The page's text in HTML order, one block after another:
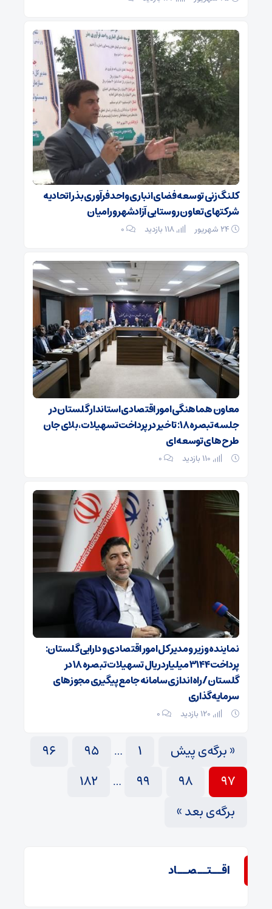
کلنگ زنی توسعه فضای انباری واحد فرآوری بذر اتحادیه
شرکتهای تعاون روستایی آزادشهر و رامیان
۰
معاون هماهنگی امور اقتصادی استاندار گلستان در
جلسه تبصره ۱۸ : تاخیر در پرداخت تسهیلات، بلای جان
طرح‌ های توسعه ‌ای
۰
نماینده وزیر و مدیر کل امور اقتصادی و دارایی گلستان:
پرداخت ۳۱۴۴ میلیارد ریال تسهیلات تبصره ۱۸ در
گلستان/ راه‌اندازی سامانه جامع پیگیری مجوزهای
سرمایه‌گذاری
۰
« برگه‌ی پیش 1
…
95
96
97
98
99
…
182
برگه‌ی بعد »
اقــتــصــاد